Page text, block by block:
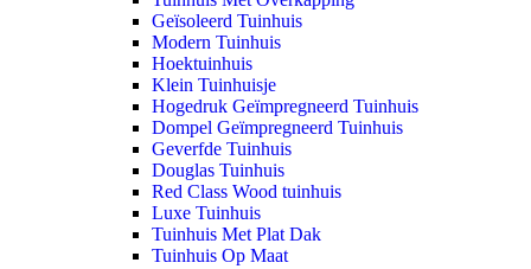
Geïsoleerd Tuinhuis
Modern Tuinhuis
Hoektuinhuis
Klein Tuinhuisje
Hogedruk Geïmpregneerd Tuinhuis
Dompel Geïmpregneerd Tuinhuis
Geverfde Tuinhuis
Douglas Tuinhuis
Red Class Wood tuinhuis
Luxe Tuinhuis
Tuinhuis Met Plat Dak
Tuinhuis Op Maat